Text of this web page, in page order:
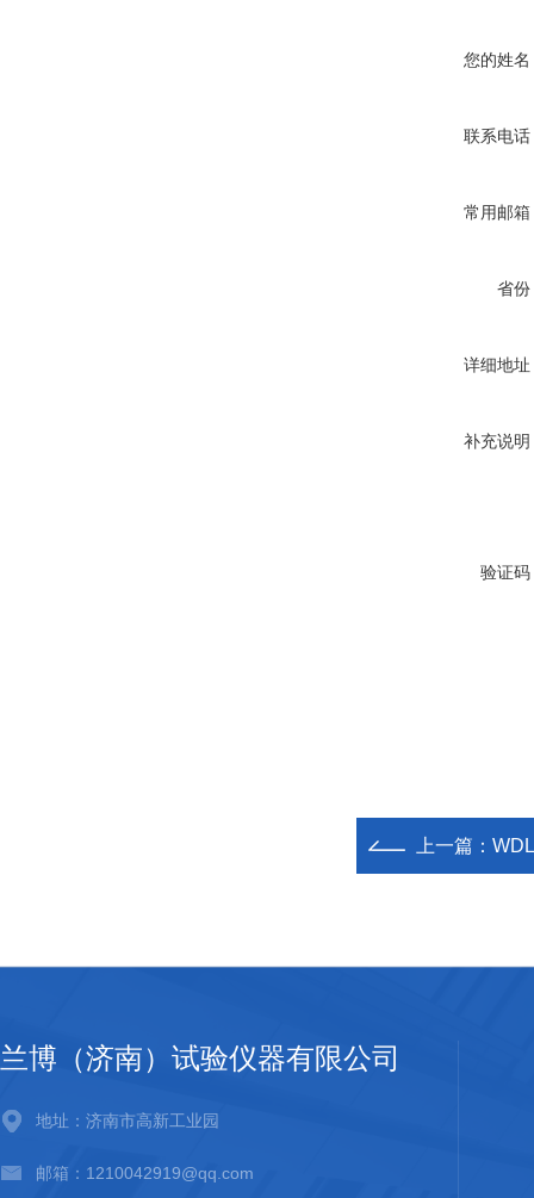
您的姓名
联系电话
常用邮箱
省份
详细地址
补充说明
验证码
上一篇：
兰博（济南）试验仪器有限公司
地址：济南市高新工业园
邮箱：1210042919@qq.com